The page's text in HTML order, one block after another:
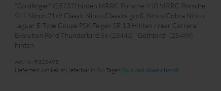
“Goldfinger” (25737) hinten MRRC Porsche 910 MRRC Porsche
911 Ninco 21x9 Classic Ninco Classics groß, Ninco Cobra Ninco
Jaguar E-Type Coupe PSK Felgen SR 13 Hinten / rear Carrera
Evolution Ford Thunderbird 56 (25443) “Gothbird” (25489)
hinten
Art.Nr.: R32049E
Lieferzeit: Artikel ist Lieferbar in 3-4 Tagen (Ausland abweichend)